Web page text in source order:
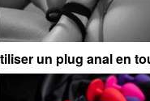
un plug anal en